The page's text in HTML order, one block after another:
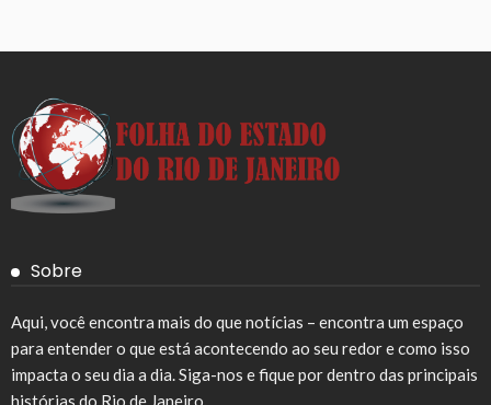
Sobre
Aqui, você encontra mais do que notícias – encontra um espaço
para entender o que está acontecendo ao seu redor e como isso
impacta o seu dia a dia. Siga-nos e fique por dentro das principais
histórias do Rio de Janeiro.